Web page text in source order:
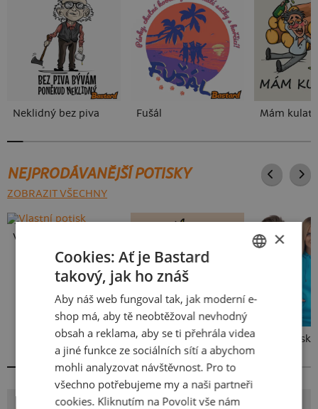
Neklidný bez piva Fušál Mám
NEJPRODÁVANĚJŠÍ POTISKY
ZOBRAZIT VŠECHNY
Vlastní potisk
Kakat-du Bez potisku
SLOVAK
×
Cookies: Ať je Bastard
takový, jak ho znáš
Aby náš web fungoval tak, jak moderní e-
shop má, aby tě neobtěžoval nevhodný
obsah a reklama, aby se ti přehrála videa
a jiné funkce ze sociálních sítí a abychom
mohli analyzovat návštěvnost. Pro to
všechno potřebujeme my a naši partneři
cookies. Kliknutím na Povolit vše nám